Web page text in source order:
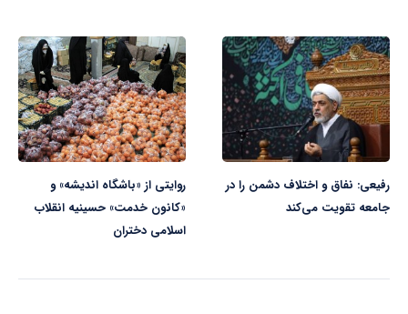
رفیعی: نفاق و اختلاف دشمن را در
جامعه تقویت می‌کند
روایتی از «باشگاه اندیشه» و
«کانون خدمت» حسینیه انقلاب
اسلامی دختران